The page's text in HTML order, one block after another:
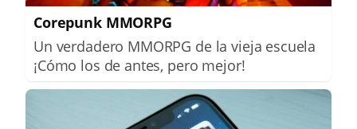
Corepunk MMORPG
Un verdadero MMORPG de la vieja escuela
¡Cómo los de antes, pero mejor!